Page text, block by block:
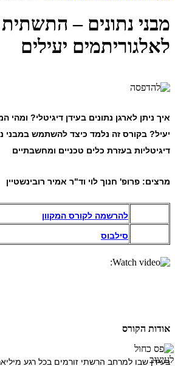
מבני נתונים – התשתית
לאלגוריתמים יעילים
איך ניתן לארגן נתונים בעידן דיגיטלי? ומהי
יעיל? בקורס זה נלמד כיצד להשתמש במבני
דיגיטליות בעזרת כלים טכניים ומחשבתיים
מרצים: פרופ' חנוך לוי וד"ר אמיר רובינשטיין
להרשמה לקורס המקוון
סילבוס
אודות הקורס
בעידן שבו למרחב הרשתי זורמים בכל רגע